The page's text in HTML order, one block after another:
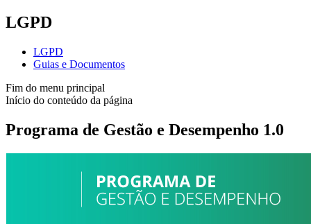
LGPD
LGPD
Guias e Documentos
Fim do menu principal
Início do conteúdo da página
Programa de Gestão e Desempenho 1.0